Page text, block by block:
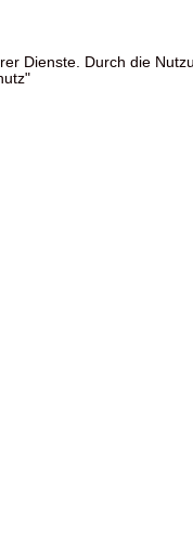
Dienste. Durch die